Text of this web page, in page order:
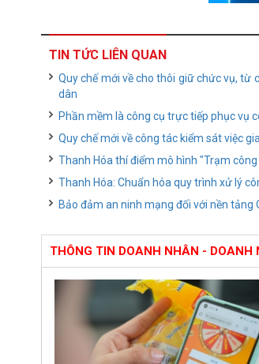
TIN TỨC LIÊN QUAN
Quy chế mới về cho thôi giữ chức vụ, từ
dân
Phần mềm là công cụ trực tiếp phục vụ
Quy chế mới về công tác kiểm sát việc
Thanh Hóa thí điểm mô hình "Trạm
Thanh Hóa: Chuẩn hóa quy trình xử lý
Bảo đảm an ninh mạng đối với nền
THÔNG TIN DOANH NHÂN - DOANH